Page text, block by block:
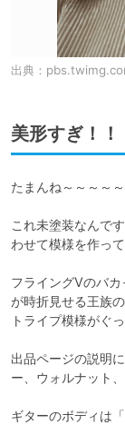
出典：
美形すぎ！！
たまんね～～～～
これ未塗装なんで
わせて模様を作って
フライングVのバ
が時折見せる王族
トライプ模様がぐ
出品ページの説明
ー、ウォルナット
ギターのボディは